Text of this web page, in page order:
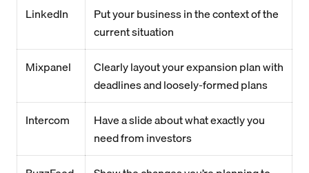
LinkedIn
Put your business in the context of the
current situation
Mixpanel
Clearly layout your expansion plan with
deadlines and loosely-formed plans
Intercom
Have a slide about what exactly you
need from investors